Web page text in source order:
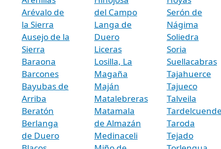
Arévalo de
la Sierra
Ausejo de la
Sierra
Baraona
Barcones
Bayubas de
Arriba
Beratón
Berlanga
de Duero
del Campo
Langa de
Duero
Liceras
Losilla, La
Magaña
Maján
Matalebreras
Matamala
de Almazán
Medinaceli
Serón de
Nágima
Soliedra
Soria
Suellacabras
Tajahuerce
Tajueco
Talveila
Taroda
Tejado